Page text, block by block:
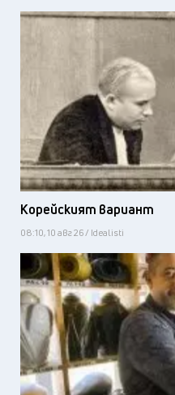
Корейският вариант
08:10, 10 авг 26 / Idealisti